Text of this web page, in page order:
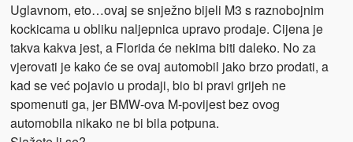
Uglavnom, eto…ovaj se snježno bijeli M3 s raznobojnim
kockicama u obliku naljepnica upravo prodaje. Cijena je
takva kakva jest, a Florida će nekima biti daleko. No za
vjerovati je kako će se ovaj automobil jako brzo prodati, a
kad se već pojavio u prodaji, bio bi pravi grijeh ne
spomenuti ga, jer BMW-ova M-povijest bez ovog
automobila nikako ne bi bila potpuna.